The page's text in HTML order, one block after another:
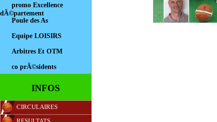
promo Excellence
dÃ©partement
Poule des As
Equipe LOISIRS
Arbitres Et OTM
co prÃ©sidents
INFOS
CIRCULAIRES